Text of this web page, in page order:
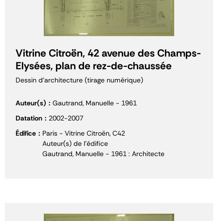
Vitrine Citroën, 42 avenue des Champs-
Elysées, plan de rez-de-chaussée
Dessin d'architecture (tirage numérique)
Auteur(s)
Gautrand, Manuelle - 1961
Datation
2002-2007
Édifice
Paris - Vitrine Citroën, C42
Auteur(s) de l'édifice
Gautrand, Manuelle - 1961 : Architecte